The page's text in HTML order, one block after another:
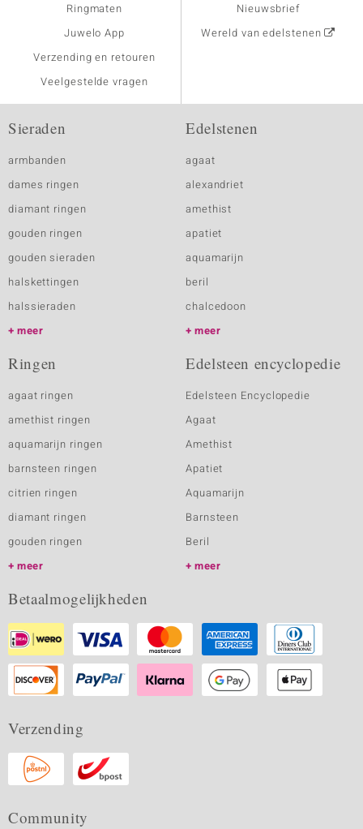
Ringmaten
Juwelo App
Verzending en retouren
Veelgestelde vragen
Nieuwsbrief
Wereld van edelstenen
Sieraden
armbanden
dames ringen
diamant ringen
gouden ringen
gouden sieraden
halskettingen
halssieraden
meer
Edelstenen
agaat
alexandriet
amethist
apatiet
aquamarijn
beril
chalcedoon
meer
Ringen
agaat ringen
amethist ringen
aquamarijn ringen
barnsteen ringen
citrien ringen
diamant ringen
gouden ringen
meer
Edelsteen encyclopedie
Edelsteen Encyclopedie
Agaat
Amethist
Apatiet
Aquamarijn
Barnsteen
Beril
meer
Betaalmogelijkheden
Verzending
Community